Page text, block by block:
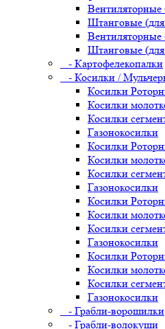
Вентиляторные
Штанговые
Вентиляторные
Штанговые
- Картофелекопалки
- Косилки /
Косилки
Косилки
Косилки
Газонокосилки
Косилки
Косилки
Косилки
Газонокосилки
Косилки
Косилки
Косилки
Газонокосилки
Косилки
Косилки
Косилки
Газонокосилки
- Грабли-ворошилки
- Грабли-волокуши